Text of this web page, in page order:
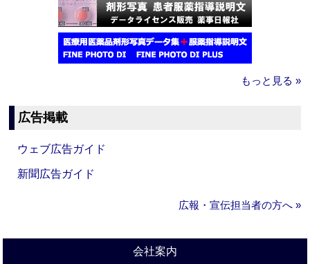
もっと見る »
広告掲載
ウェブ広告ガイド
新聞広告ガイド
広報・宣伝担当者の方へ »
会社案内